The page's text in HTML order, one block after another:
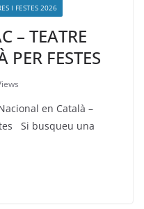
I FESTES 2026
– TEATRE
FESTES
en Català –
Si busqueu una